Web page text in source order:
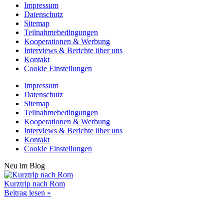
Impressum
Datenschutz
Sitemap
Teilnahmebedingungen
Kooperationen & Werbung
Interviews & Berichte über uns
Kontakt
Cookie Einstellungen
Impressum
Datenschutz
Sitemap
Teilnahmebedingungen
Kooperationen & Werbung
Interviews & Berichte über uns
Kontakt
Cookie Einstellungen
Neu im Blog
Kurztrip nach Rom
Beitrag lesen »